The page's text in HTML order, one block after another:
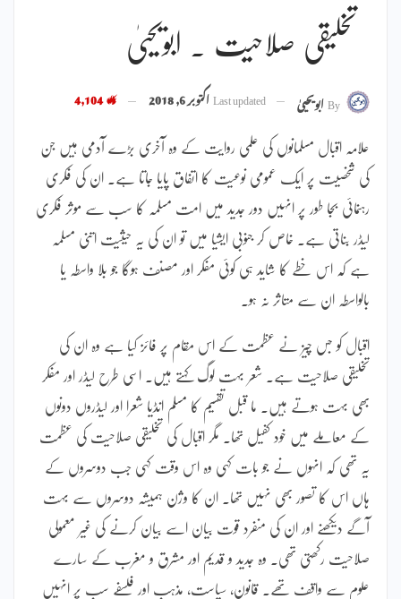
تخلیقی صلاحیت ۔ ابویحییٰ
Byابویحییٰ Last updatedاکتوبر 6, 2018 4,104
علامہ اقبال مسلمانوں کی علمی روایت کے وہ آخری بڑے آدمی ہیں جن
کی شخصیت پر ایک عمومی نوعیت کا اتفاق پایا جاتا ہے۔ ان کی فکری
رہنمائی بجا طور پر انہیں دور جدید میں امت مسلمہ کا سب سے موثر فکری
لیڈر بناتی ہے۔ خاص کر جنوبی ایشیا میں تو ان کی یہ حیثیت اتنی مسلمہ
ہے کہ اس خطے کا شاید ہی کوئی مفکر اور مصنف ہوگا جو بلا واسطہ یا
بالواسطہ ان سے متاثر نہ ہو۔
اقبال کو جس چیز نے عظمت کے اس مقام پر فائز کیا ہے وہ ان کی
تخلیقی صلاحیت ہے۔ شعر بہت لوگ کہتے ہیں۔ اسی طرح لیڈر اور مفکر
بھی بہت ہوتے ہیں۔ ما قبل تقسیم کا مسلم انڈیا شعرا اور لیڈروں دونوں
کے معاملے میں خود کفیل تھا۔ مگر اقبال کی تخلیقی صلاحیت کی عظمت
یہ تھی کہ انہوں نے جو بات کہی وہ اس وقت کہی جب دوسروں کے
ہاں اس کا تصور بھی نہیں تھا۔ ان کا وژن ہمیشہ دوسروں سے بہت
آگے دیکھنے اور ان کی منفرد قوت بیان اسے بیان کرنے کی غیر معمولی
صلاحیت رکھتی تھی۔ وہ جدید و قدیم اور مشرق و مغرب کے سارے
علوم سے واقف تھے۔ قانون، سیاست، مذہب اور فلسفے سب پر انہیں